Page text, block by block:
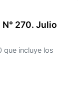
270. Julio
que incluye los